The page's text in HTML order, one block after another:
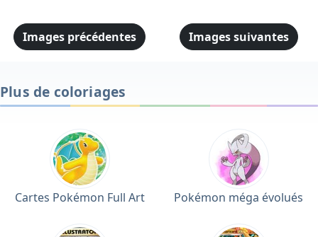
Images précédentes Images suivantes
Plus de coloriages
Cartes Pokémon Full Art Pokémon méga évolués